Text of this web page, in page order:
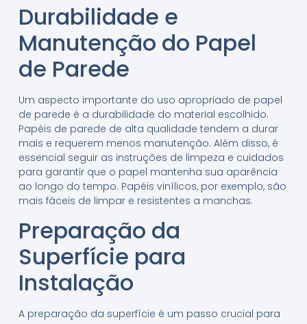
Durabilidade e
Manutenção do Papel
de Parede
Um aspecto importante do uso apropriado de papel
de parede é a durabilidade do material escolhido.
Papéis de parede de alta qualidade tendem a durar
mais e requerem menos manutenção. Além disso, é
essencial seguir as instruções de limpeza e cuidados
para garantir que o papel mantenha sua aparência
ao longo do tempo. Papéis vinílicos, por exemplo, são
mais fáceis de limpar e resistentes a manchas.
Preparação da
Superfície para
Instalação
A preparação da superfície é um passo crucial para